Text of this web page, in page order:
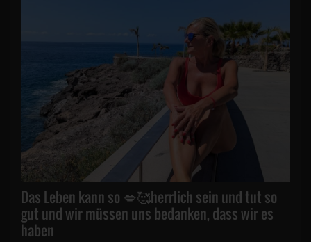
Das Leben kann so 💋🥰herrlich sein und tut so
gut und wir müssen uns bedanken, dass wir es
haben